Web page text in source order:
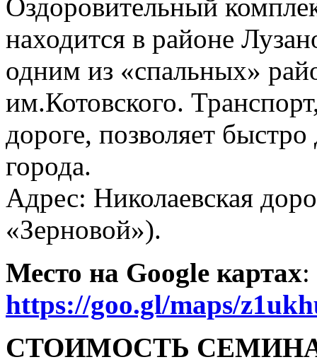
Оздоровительный
находится в районе
одним из «спальных»
им.Котовского.
дороге, позволяет
города.
Адрес: Николаевская
«Зерновой»).
Место на Google картах:
https://goo.gl/maps/
СТОИМОСТЬ